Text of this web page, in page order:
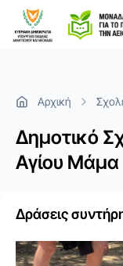
Αρχική
Δημοτικό
Αγίου Μάμα
Δράσεις